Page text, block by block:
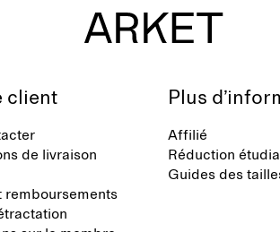
client
de livraison
remboursements
Plus
Affilié
Réduction
Guides des